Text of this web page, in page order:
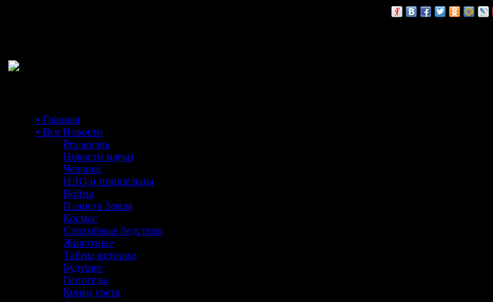
• Главная
• Все Новости
Pro жизнь
Новости науки
Человек
НЛО и пришельцы
Война
Планета Земля
Космос
Стихийные бедствия
Животные
Тайны истории
Будущее
Гипотезы
Конец света